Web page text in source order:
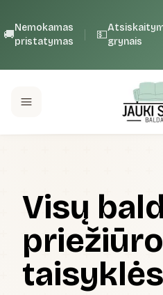
🚚
Nemokamas
pristatymas
💵
grynais
Visų
taisyklės